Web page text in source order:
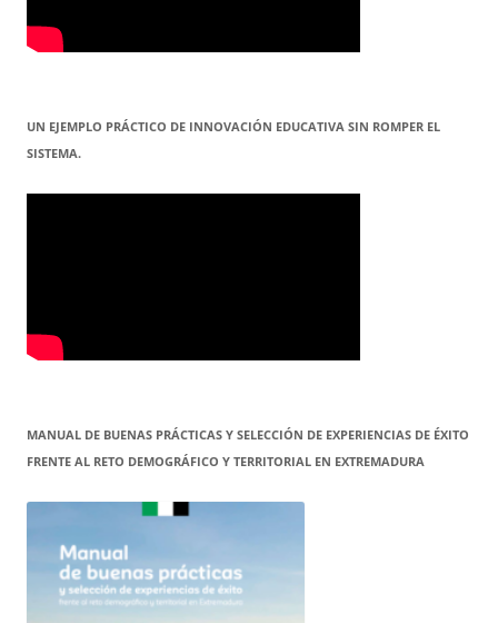
UN EJEMPLO PRÁCTICO DE INNOVACIÓN EDUCATIVA SIN ROMPER EL
SISTEMA.
MANUAL DE BUENAS PRÁCTICAS Y SELECCIÓN DE EXPERIENCIAS DE ÉXITO
FRENTE AL RETO DEMOGRÁFICO Y TERRITORIAL EN EXTREMADURA